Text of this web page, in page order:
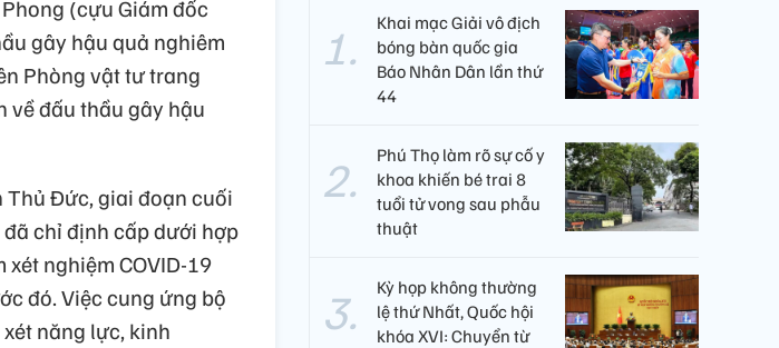
(cựu Giám đốc
gây hậu quả nghiêm
Phòng vật tư trang
về đấu thầu gây hậu
Thủ Đức, giai đoạn cuối
chỉ định cấp dưới hợp
nghiệm COVID-19
đó. Việc cung ứng bộ
năng lực, kinh
Khai mạc Giải vô địch
bóng bàn quốc gia
Báo Nhân Dân lần thứ
44
Phú Thọ làm rõ sự cố y
khoa khiến bé trai 8
tuổi tử vong sau phẫu
thuật
Kỳ họp không thường
lệ thứ Nhất, Quốc hội
khóa XVI: Chuyển từ